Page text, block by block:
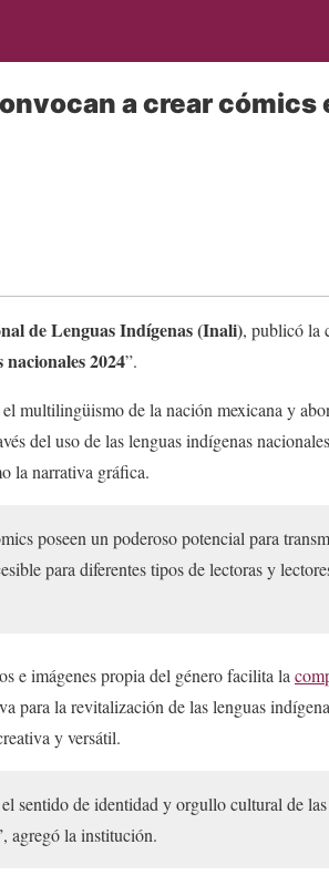
a crear cómics
de Lenguas Indígenas (Inali), publicó la
2024”.
multilingüismo de la nación mexicana y
del uso de las lenguas indígenas
la narrativa gráfica.
poseen un poderoso potencial para
para diferentes tipos de lectoras y
e imágenes propia del género facilita la
para la revitalización de las lenguas
y versátil.
sentido de identidad y orgullo cultural de
agregó la institución.